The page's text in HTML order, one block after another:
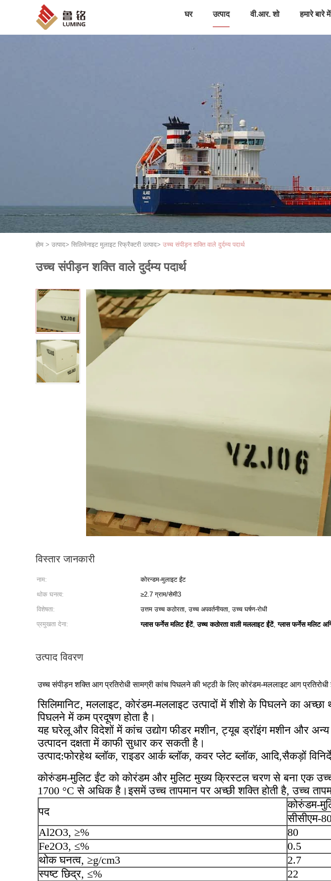
घर उत्पाद वी.आर. शो हमारे बारे में
होम > उत्पाद> सिलिमेनाइट मुलाइट रिफ्रैक्टरी उत्पाद> उच्च संपीड़न शक्ति वाले दुर्दम्य पदार्थ
उच्च संपीड़न शक्ति वाले दुर्दम्य पदार्थ
विस्तार जानकारी
नाम: कोरन्डम-मुलाइट ईंट
थोक घनत्व:
≥2.7 ग्राम/सेमी3
विशेषता:
उत्तम उच्च कठोरता, उच्च अपवर्तनीयता, उच्च घर्षण-रोधी
प्रमुखता देना:
ग्लास फर्नेस मलिट ईंटें,उच्च कठोरता वाली मललाइट ईंटें,ग्लास फर्नेस मलिट
उत्पाद विवरण
उच्च संपीड़न शक्ति आग प्रतिरोधी सामग्री कांच पिघलने की भट्ठी के लिए कोरंडम-मललाइट आग प्रतिरोधी
सिलिमानिट, मललाइट, कोरंडम-मललाइट उत्पादों में शीशे के पिघलने का
पिघलने में कम प्रदूषण होता है।
यह घरेलू और विदेशों में कांच उद्योग फीडर मशीन, ट्यूब ड्रॉइंग मशीन और
उत्पादन दक्षता में काफी सुधार कर सकती है।
उत्पाद:फोरहेथ ब्लॉक, राइडर आर्क ब्लॉक, कवर प्लेट ब्लॉक, आदि,सैकड़ों
कोरुंडम-मुलिट ईंट को कोरंडम और मुलिट मुख्य क्रिस्टल चरण से बना एक उच्च
1700 °C से अधिक है।इसमें उच्च तापमान पर अच्छी शक्ति होती है, उच्च
पद
कोरुंडम-
सीसीएम-
Al2O3, ≥%
80
Fe2O3, ≤%
0.5
थोक घनत्व, ≥g/cm3
2.7
स्पष्ट छिद्र, ≤%
22